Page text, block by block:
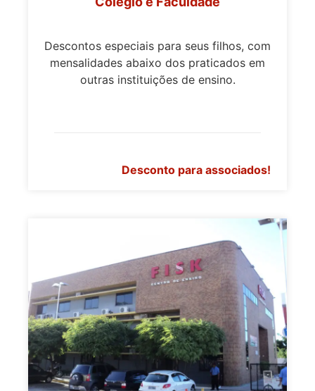
Descontos especiais para seus filhos, com
mensalidades abaixo dos praticados em
outras instituições de ensino.
Desconto para associados!